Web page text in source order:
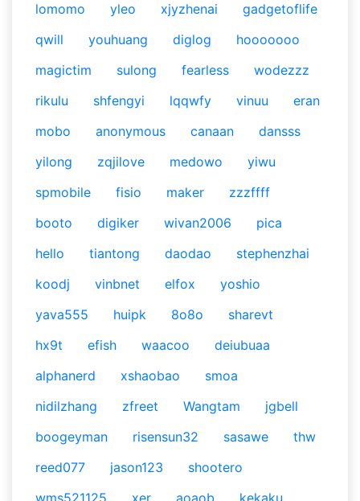
lomomo
yleo xjyzhenai
gadgetoflife
qwill
youhuang diglog
hooooooo
magictim
sulong fearless
wodezzz
rikulu
shfengyi lqqwfy vinuu
eran
mobo
anonymous canaan
dansss
yilong
zqjilove medowo
yiwu
spmobile
fisio maker
zzzffff
booto
digiker wivan2006
pica
hello
tiantong daodao
stephenzhai
koodj
vinbnet elfox
yoshio
yava555
huipk 8o8o
sharevt
hx9t
efish waacoo
deiubuaa
alphanerd
xshaobao
smoa
nidilzhang
zfreet Wangtam
jgbell
boogeyman
risensun32 sasawe
thw
reed077
jason123
shootero
wms521125
xer aoaob kekaku